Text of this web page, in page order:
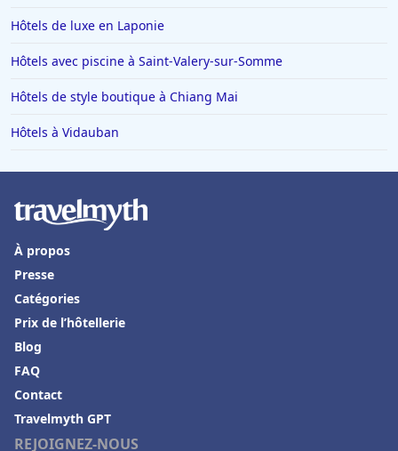
Hôtels de luxe en Laponie
Hôtels avec piscine à Saint-Valery-sur-Somme
Hôtels de style boutique à Chiang Mai
Hôtels à Vidauban
REJOIGNEZ-NOUS
À propos
Presse
Catégories
Prix de l’hôtellerie
Blog
FAQ
Contact
Travelmyth GPT